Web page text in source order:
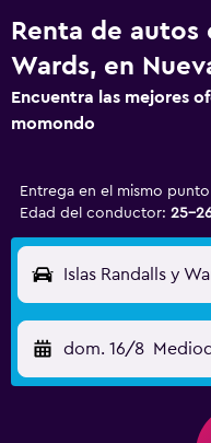
Renta de autos
Wards, en
Encuentra las mejores
momondo
Entrega en el mismo punto
Edad del conductor: 25-
dom. 16/8